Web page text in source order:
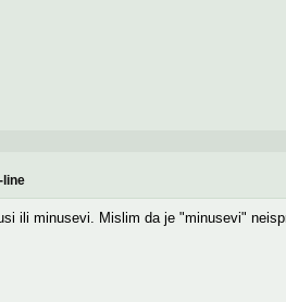
line
ili minusevi. Mislim da je "minusevi"